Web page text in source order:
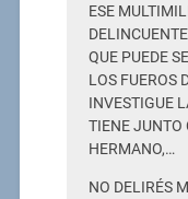
ESE
QUE PUEDE
LOS FUEROS
INVESTIGUE
TIENE JUNTO
HERMANO,…
NO DELIRÉS